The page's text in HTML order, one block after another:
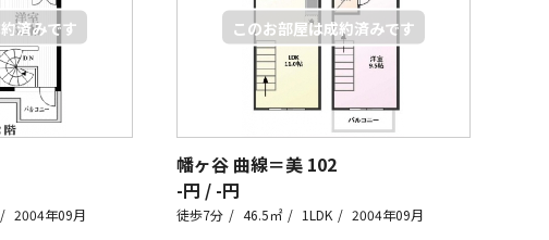
2004年09月
幡ヶ谷 曲線＝美 102
-円 / -円
徒歩7分 46.5㎡ 1LDK 2004年09月